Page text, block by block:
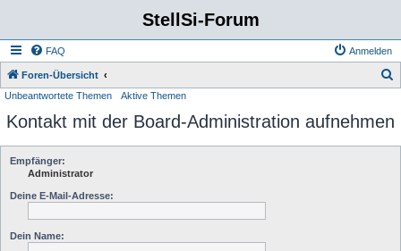
StellSi-Forum
FAQ Anmelden
Foren-Übersicht
Unbeantwortete Themen Aktive Themen
Kontakt mit der Board-Administration aufnehmen
Empfänger:
Administrator
Deine E-Mail-Adresse:
Dein Name: